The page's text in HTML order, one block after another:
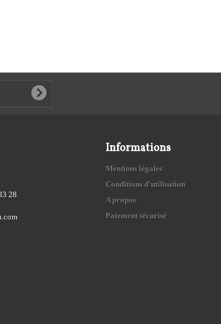
28
Informations
Mentions légales
Conditions d'utilisation
A propos
Paiement sécurisé